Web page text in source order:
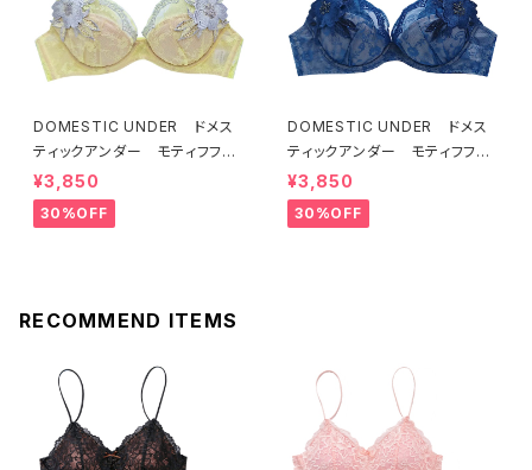
DOMESTIC UNDER ドメス
ティックアンダー モティフフル
ール ブラジャー（レモネード）
D2255 送料無料
¥3,850
30%OFF
DOMESTIC UNDER ドメス
ティックアンダー モティフフル
ール ブラジャー（ブルー）D22
55
¥3,850
30%OFF
RECOMMEND ITEMS